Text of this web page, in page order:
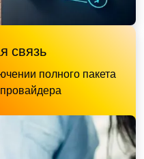
связь
полного пакета